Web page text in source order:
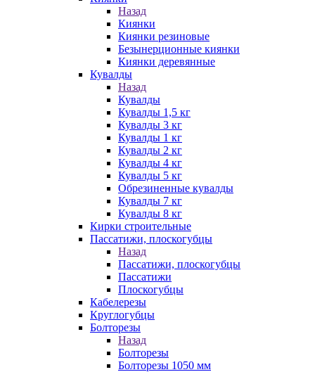
Назад
Киянки
Киянки резиновые
Безынерционные киянки
Киянки деревянные
Кувалды
Назад
Кувалды
Кувалды 1,5 кг
Кувалды 3 кг
Кувалды 1 кг
Кувалды 2 кг
Кувалды 4 кг
Кувалды 5 кг
Обрезиненные кувалды
Кувалды 7 кг
Кувалды 8 кг
Кирки строительные
Пассатижи, плоскогубцы
Назад
Пассатижи, плоскогубцы
Пассатижи
Плоскогубцы
Кабелерезы
Круглогубцы
Болторезы
Назад
Болторезы
Болторезы 1050 мм